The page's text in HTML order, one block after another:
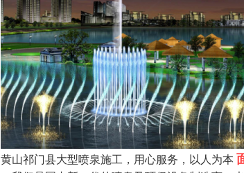
黄山祁门县大型喷泉施工，用心服务，以人为本